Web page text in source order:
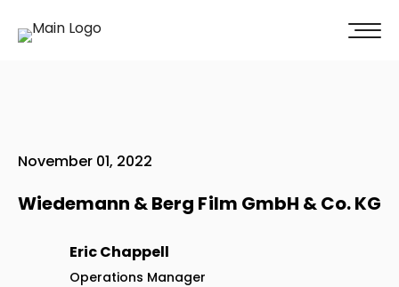
November 01, 2022
Wiedemann & Berg Film GmbH & Co. KG
Eric Chappell
Operations Manager
Jetzt unverbindliches Angebot erhalten